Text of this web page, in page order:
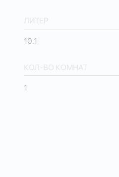
ЛИТЕР
10.1
КОЛ-ВО КОМНАТ
1